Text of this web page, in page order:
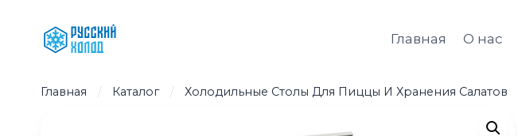
содержимому
Главная О нас
Главная / Каталог / Холодильные Столы Для Пиццы И Хранения Салатов